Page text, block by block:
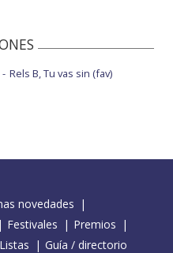
Rels B, Tu vas sin (fav)
novedades
Festivales
Premios
Listas Guía / directorio